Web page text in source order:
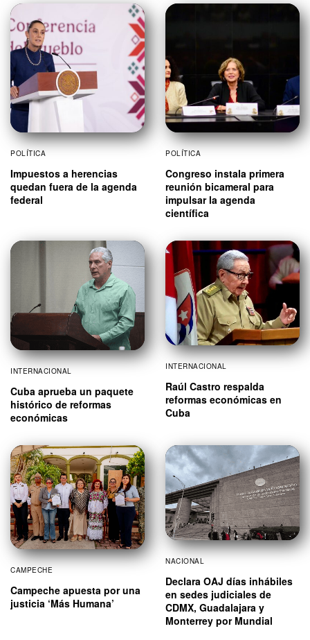
POLÍTICA
Impuestos a herencias
quedan fuera de la agenda
federal
POLÍTICA
Congreso instala primera
reunión bicameral para
impulsar la agenda
científica
INTERNACIONAL
Cuba aprueba un paquete
histórico de reformas
económicas
INTERNACIONAL
Raúl Castro respalda
reformas económicas en
Cuba
CAMPECHE
Campeche apuesta por una
justicia ‘Más Humana’
NACIONAL
Declara OAJ días inhábiles
en sedes judiciales de
CDMX, Guadalajara y
Monterrey por Mundial